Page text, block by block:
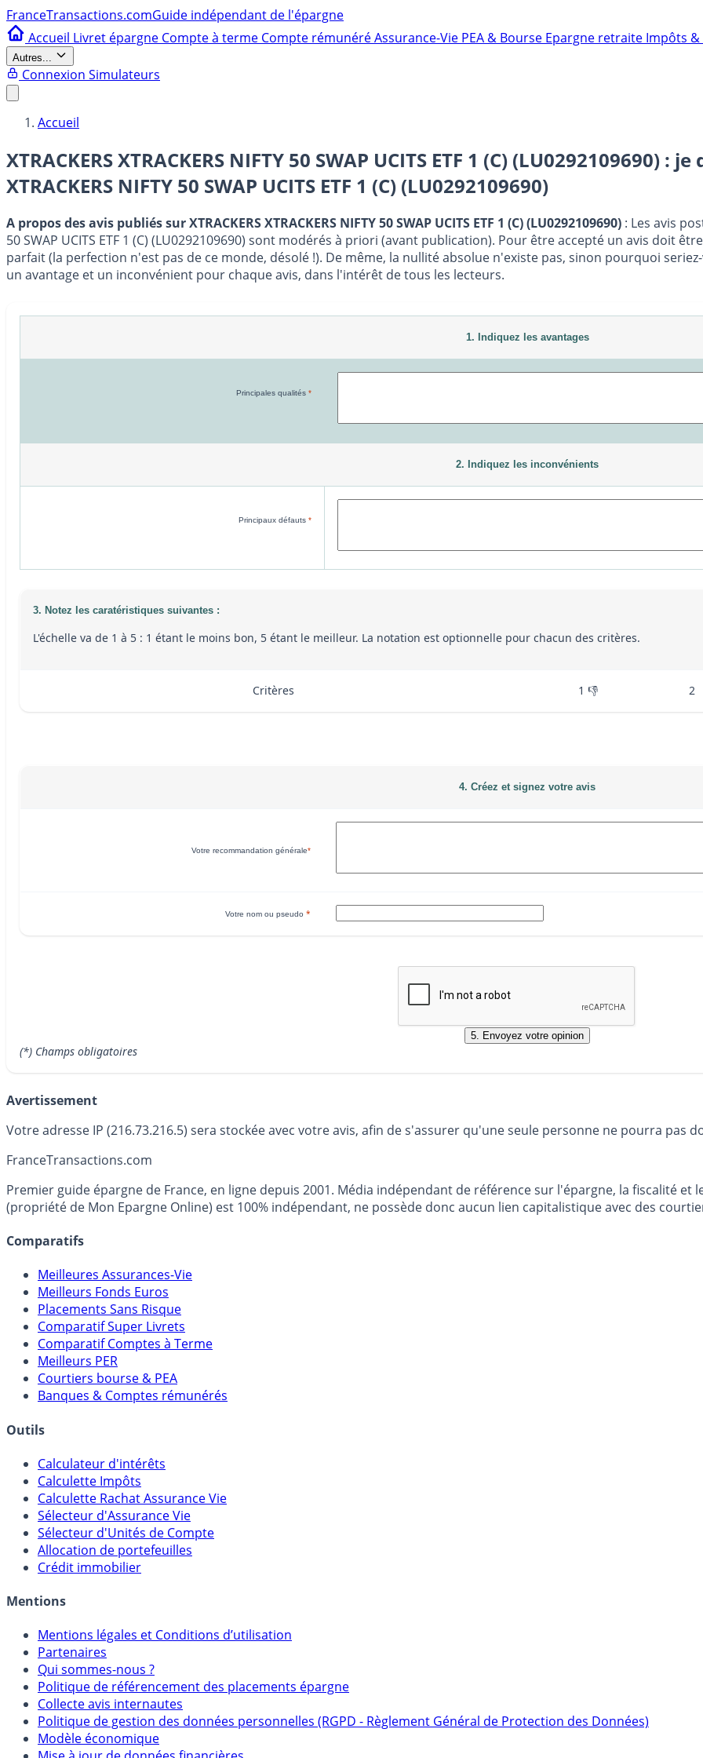
FranceTransactions.comGuide indépendant de l'épargne
Accueil Livret épargne Compte à terme Compte rémunéréAssurance-Vie PEA & Bourse Epargne retraite Impôts &
Autres...
Connexion Simulateurs
Accueil
XTRACKERS XTRACKERS NIFTY 50 SWAP UCITS ETF 1 (C) (LU0292109690) :
XTRACKERS NIFTY 50 SWAP UCITS ETF 1 (C) (LU0292109690)
A propos des avis publiés sur XTRACKERS XTRACKERS NIFTY 50 SWAP UCITS ETF 1 (C) (LU0292109690) : Les avis
50 SWAP UCITS ETF 1 (C) (LU0292109690) sont modérés à priori (avant publication). Pour être accepté un avis doit
parfait (la perfection n'est pas de ce monde, désolé !). De même, la nullité absolue n'existe pas, sinon pourquoi
un avantage et un inconvénient pour chaque avis, dans l'intérêt de tous les lecteurs.
1. Indiquez les avantages
Principales qualités *
2. Indiquez les inconvénients
Principaux défauts *
3. Notez les caratéristiques suivantes :
L'échelle va de 1 à 5 : 1 étant le moins bon, 5 étant le meilleur. La notation est optionnelle pour chacun des critères.
Critères 1 👎 2
4. Créez et signez votre avis
Votre recommandation générale*
Votre nom ou pseudo *
(*) Champs obligatoires
Avertissement
Votre adresse IP (216.73.216.5) sera stockée avec votre avis, afin de s'assurer qu'une seule personne ne pourra pas
FranceTransactions.com
Premier guide épargne de France, en ligne depuis 2001. Média indépendant de référence sur l'épargne, la fiscalité
(propriété de Mon Epargne Online) est 100% indépendant, ne possède donc aucun lien capitalistique avec des
Comparatifs
Meilleures Assurances-Vie
Meilleurs Fonds Euros
Placements Sans Risque
Comparatif Super Livrets
Comparatif Comptes à Terme
Meilleurs PER
Courtiers bourse & PEA
Banques & Comptes rémunérés
Outils
Calculateur d'intérêts
Calculette Impôts
Calculette Rachat Assurance Vie
Sélecteur d'Assurance Vie
Sélecteur d'Unités de Compte
Allocation de portefeuilles
Crédit immobilier
Mentions
Mentions légales et Conditions d’utilisation
Partenaires
Qui sommes-nous ?
Politique de référencement des placements épargne
Collecte avis internautes
Politique de gestion des données personnelles (RGPD - Règlement Général de Protection des Données)
Modèle économique